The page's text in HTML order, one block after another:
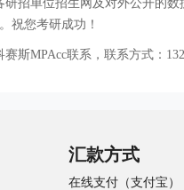
招单位招生网及对外公开的
祝您考研成功！
斯MPAcc联系，联系方式：
汇款方式
在线支付（支付宝）